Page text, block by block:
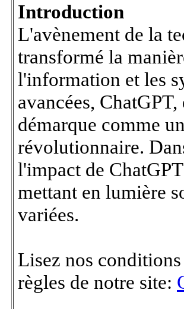
Introduction
L'avènement de la
transformé la
l'information et les
avancées,
démarque comme
révolutionnaire.
l'impact de
mettant en lumière
variées.
Lisez nos
règles de notre site: